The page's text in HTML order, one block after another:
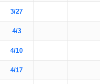
3/27
4/3
4/10
4/17